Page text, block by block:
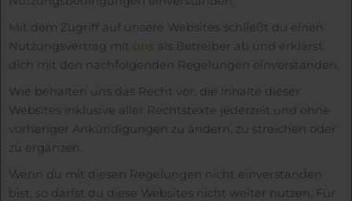
Mit dem Zugriff auf unsere Websites schließt du einen
Nutzungsvertrag mit uns als Betreiber ab und erklärst
dich mit den nachfolgenden Regelungen einverstanden.
Wie behalten uns das Recht vor, die Inhalte dieser
Websites inklusive aller Rechtstexte jederzeit und ohne
vorheriger Ankündigungen zu ändern, zu streichen oder
zu ergänzen.
Wenn du mit diesen Regelungen nicht einverstanden
bist, so darfst du diese Websites nicht weiter nutzen. Für